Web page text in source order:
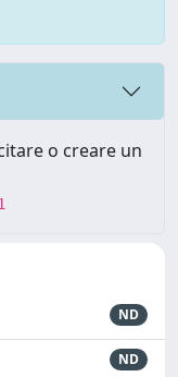
o creare un
ND
ND